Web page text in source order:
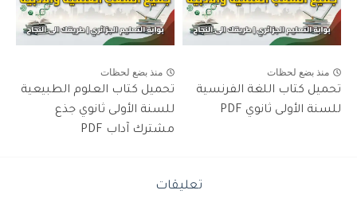
منذ بضع لحظات
تحميل كتاب اللغة الفرنسية
للسنة الأولى ثانوي PDF
منذ بضع لحظات
تحميل كتاب العلوم الطبيعية
للسنة الأولى ثانوي جذع
مشترك آداب PDF
تعليقات